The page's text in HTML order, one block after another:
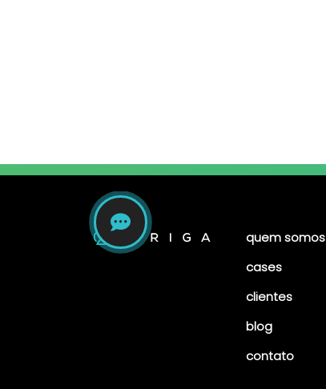
quem somos
cases
clientes
blog
contato